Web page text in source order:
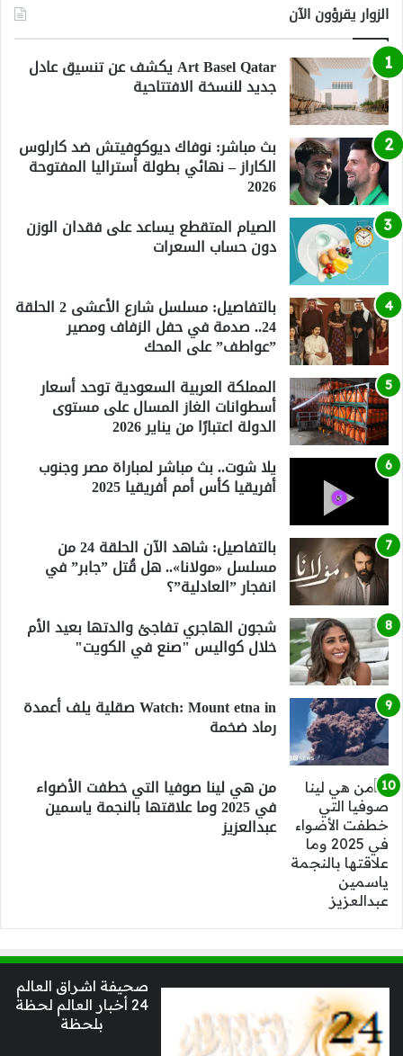
الزوار يقرؤون الآن
Art Basel Qatar يكشف عن تنسيق عادل
جديد للنسخة الافتتاحية
بث مباشر: نوفاك ديوكوفيتش ضد كارلوس
الكاراز – نهائي بطولة أستراليا المفتوحة
2026
الصيام المتقطع يساعد على فقدان الوزن
دون حساب السعرات
بالتفاصيل: مسلسل شارع الأعشى 2 الحلقة
24.. صدمة في حفل الزفاف ومصير
”عواطف” على المحك
المملكة العربية السعودية توحد أسعار
أسطوانات الغاز المسال على مستوى
الدولة اعتبارًا من يناير 2026
يلا شوت.. بث مباشر لمباراة مصر وجنوب
أفريقيا كأس أمم أفريقيا 2025
بالتفاصيل: شاهد الآن الحلقة 24 من
مسلسل «مولانا».. هل قُتل ”جابر” في
انفجار ”العادلية”؟
شجون الهاجري تفاجئ والدتها بعيد الأم
خلال كواليس "صنع في الكويت"
Watch: Mount etna in صقلية يلف أعمدة
رماد ضخمة
من هي لينا صوفيا التي خطفت الأضواء
في 2025 وما علاقتها بالنجمة ياسمين
عبدالعزيز
صحيفة اشراق العالم
24 أخبار العالم لحظة
بلحظة